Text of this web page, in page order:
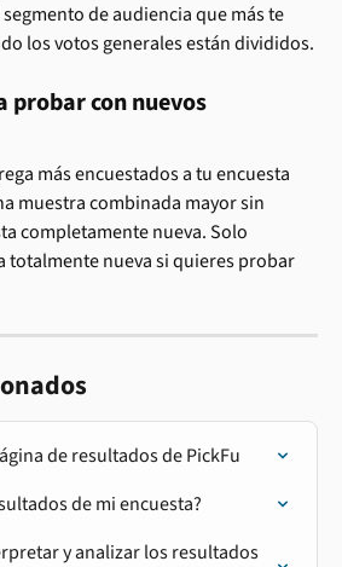
de audiencia que más te
los votos generales están divididos.
probar con nuevos
más encuestados a tu encuesta
muestra combinada mayor sin
completamente nueva. Solo
totalmente nueva si quieres probar
de resultados de PickFu
de mi encuesta?
y analizar los resultados